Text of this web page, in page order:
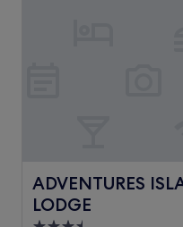
ADVENTURES
LODGE
ADVENTURES ISLAND